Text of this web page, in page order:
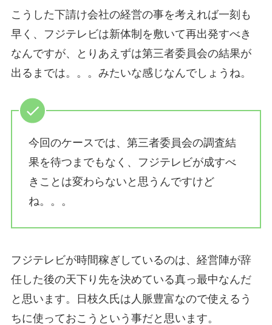
こうした下請け会社の経営の事を考えれば一刻も
早く、フジテレビは新体制を敷いて再出発すべき
なんですが、とりあえずは第三者委員会の結果が
出るまでは。。。みたいな感じなんでしょうね。
今回のケースでは、第三者委員会の調査結
果を待つまでもなく、フジテレビが成すべ
きことは変わらないと思うんですけど
ね。。。
フジテレビが時間稼ぎしているのは、経営陣が辞
任した後の天下り先を決めている真っ最中なんだ
と思います。日枝久氏は人脈豊富なので使えるう
ちに使っておこうという事だと思います。